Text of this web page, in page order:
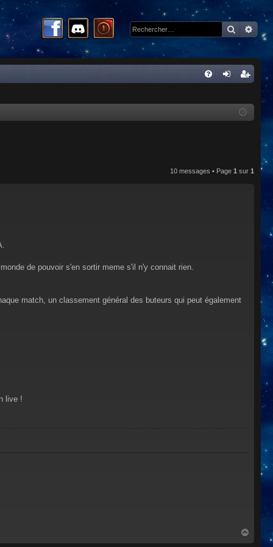
cri
10 messages • Page 1 sur 1
de pouvoir s'en sortir meme s'il n'y connait rien.
match, un classement général des buteurs qui peut également
live !
a